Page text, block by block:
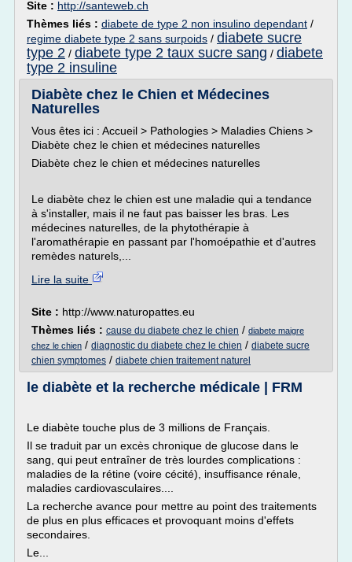
Site : http://santeweb.ch
Thèmes liés : diabete de type 2 non insulino dependant /
regime diabete type 2 sans surpoids / diabete sucre
type 2 / diabete type 2 taux sucre sang / diabete
type 2 insuline
Diabète chez le Chien et Médecines
Naturelles
Vous êtes ici : Accueil > Pathologies > Maladies Chiens >
Diabète chez le chien et médecines naturelles
Diabète chez le chien et médecines naturelles
Le diabète chez le chien est une maladie qui a tendance
à s'installer, mais il ne faut pas baisser les bras. Les
médecines naturelles, de la phytothérapie à
l'aromathérapie en passant par l'homoépathie et d'autres
remèdes naturels,...
Lire la suite
Site : http://www.naturopattes.eu
Thèmes liés : cause du diabete chez le chien / diabete maigre
chez le chien / diagnostic du diabete chez le chien / diabete sucre
chien symptomes / diabete chien traitement naturel
le diabète et la recherche médicale | FRM
Le diabète touche plus de 3 millions de Français.
Il se traduit par un excès chronique de glucose dans le
sang, qui peut entraîner de très lourdes complications :
maladies de la rétine (voire cécité), insuffisance rénale,
maladies cardiovasculaires....
La recherche avance pour mettre au point des traitements
de plus en plus efficaces et provoquant moins d'effets
secondaires.
Le...